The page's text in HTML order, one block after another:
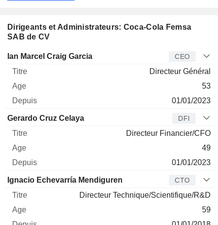
Dirigeants et Administrateurs: Coca-Cola Femsa
SAB de CV
Dirigeant Titre Age Depuis
Ian Marcel Craig Garcia CEO
Directeur Général
53
01/01/2023
Gerardo Cruz Celaya DFI
Directeur Financier/CFO
49
01/01/2023
Ignacio Echevarría Mendiguren CTO
Directeur Technique/Scientifique/R&D
59